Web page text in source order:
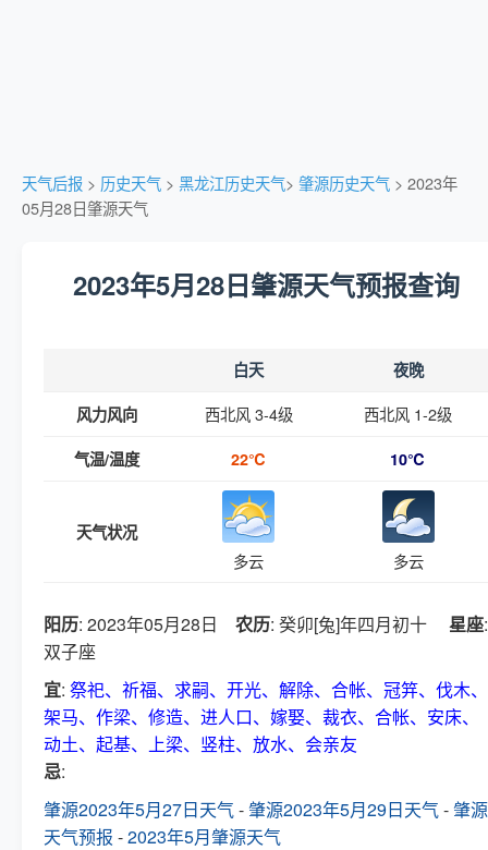
天气后报 > 历史天气 > 黑龙江历史天气> 肇源历史天气 > 2023年
05月28日肇源天气
2023年5月28日肇源天气预报查询
白天 夜晚
风力风向 西北风 3-4级 西北风 1-2级
气温/温度 22℃ 10℃
天气状况
多云 多云
阳历: 2023年05月28日 农历: 癸卯[兔]年四月初十 星座:
双子座
宜: 祭祀、祈福、求嗣、开光、解除、合帐、冠笄、伐木、
架马、作梁、修造、进人口、嫁娶、裁衣、合帐、安床、
动土、起基、上梁、竖柱、放水、会亲友
忌:
肇源2023年5月27日天气-肇源2023年5月29日天气-肇源
天气预报 -2023年5月肇源天气